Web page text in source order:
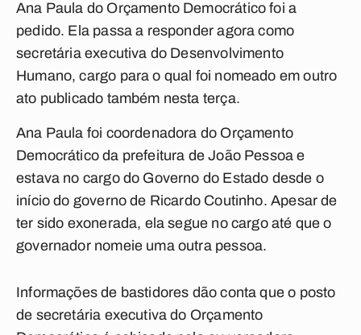
Ana Paula do Orçamento Democrático foi a
pedido. Ela passa a responder agora como
secretária executiva do Desenvolvimento
Humano, cargo para o qual foi nomeado em outro
ato publicado também nesta terça.
Ana Paula foi coordenadora do Orçamento
Democrático da prefeitura de João Pessoa e
estava no cargo do Governo do Estado desde o
início do governo de Ricardo Coutinho. Apesar de
ter sido exonerada, ela segue no cargo até que o
governador nomeie uma outra pessoa.
Informações de bastidores dão conta que o posto
de secretária executiva do Orçamento